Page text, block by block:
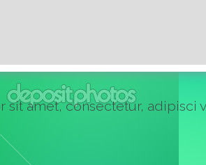
amet, consectetur, adipisci